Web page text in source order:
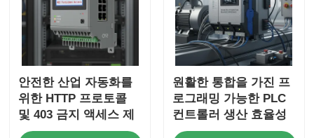
안전한 산업 자동화를
위한 HTTP 프로토콜
및 403 금지 액세스 제
어 기능을 갖춘
원활한 통합을 가진 프
로그래밍 가능한 PLC
컨트롤러 생산 효율성
을 향상시키고 하니웰